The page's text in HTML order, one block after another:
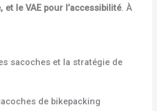
le VAE pour l’accessibilité. À
sacoches et la stratégie de
de bikepacking